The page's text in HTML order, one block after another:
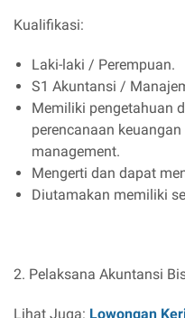
Kualifikasi:
Laki-laki / Perempuan.
S1 Akuntansi /
Memiliki pengetahuan
perencanaan
management.
Mengerti dan dapat
Diutamakan memiliki
2. Pelaksana Akuntansi
Lihat Juga: Lowongan